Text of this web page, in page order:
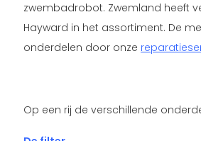
zwembadrobot. Zwemland heeft
Hayward in het assortiment. De
onderdelen door onze
Op een rij de verschillende